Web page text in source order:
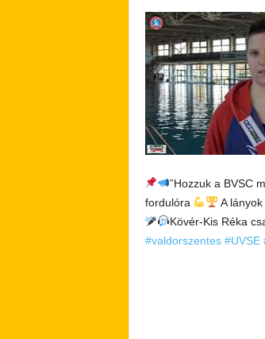
”Hozzuk a BVSC
fordulóra
A
Kövér-Kis Réka
#valdorszentes #UVSE